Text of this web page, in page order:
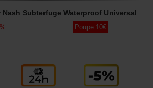
Nash Subterfuge Waterproof Universal
% Poupe 10€